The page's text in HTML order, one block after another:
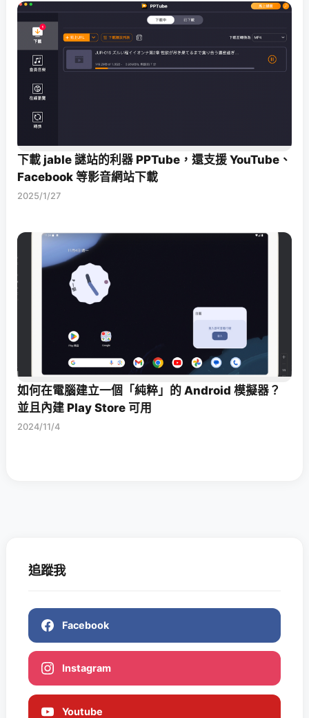
下載 jable 謎站的利器 PPTube，還支援 YouTube、
Facebook 等影音網站下載
2025/1/27
如何在電腦建立一個「純粹」的 Android 模擬器？
並且內建 Play Store 可用
2024/11/4
追蹤我
Facebook
Instagram
Youtube